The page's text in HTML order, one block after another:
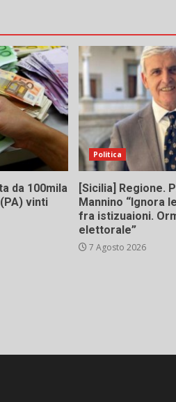
da 100mila
vinti
Politica
[Sicilia] Regione.
Mannino “Ignora
fra istizuaioni.
elettorale”
7 Agosto 2026